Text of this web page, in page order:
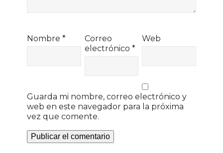
Nombre *
Correo
electrónico *
Web
Guarda mi nombre, correo electrónico y
web en este navegador para la próxima
vez que comente.